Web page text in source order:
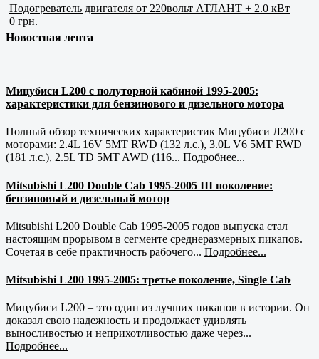
Подогреватель двигателя от 220вольт АТЛАНТ + 2.0 кВт
0 грн.
Новостная лента
Мицубиси L200 с полуторной кабиной 1995-2005:
характеристики для бензинового и дизельного мотора
Полный обзор технических характеристик Мицубиси Л200 с
моторами: 2.4L 16V 5MT RWD (132 л.с.), 3.0L V6 5MT RWD
(181 л.с.), 2.5L TD 5MT AWD (116... Подробнее...
Mitsubishi L200 Double Cab 1995-2005 III поколение:
бензиновый и дизельный мотор
Mitsubishi L200 Double Cab 1995-2005 годов выпуска стал
настоящим прорывом в сегменте среднеразмерных пикапов.
Сочетая в себе практичность рабочего... Подробнее...
Mitsubishi L200 1995-2005: третье поколение, Single Cab
Мицубиси L200 – это один из лучших пикапов в истории. Он
доказал свою надежность и продолжает удивлять
выносливостью и неприхотливостью даже через...
Подробнее...